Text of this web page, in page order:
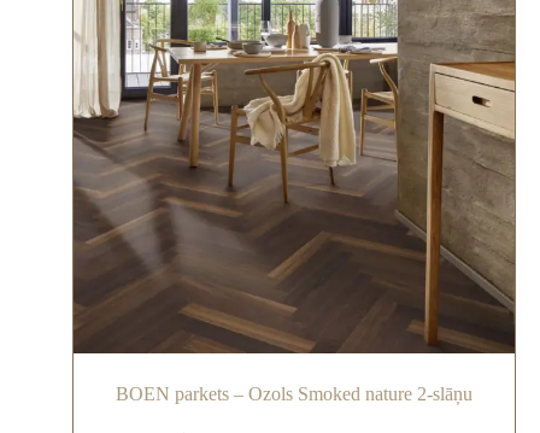
BOEN parkets – Ozols Smoked nature 2-slāņu